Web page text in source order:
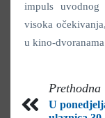
impuls
visoka
u kino-
Prethodna
U